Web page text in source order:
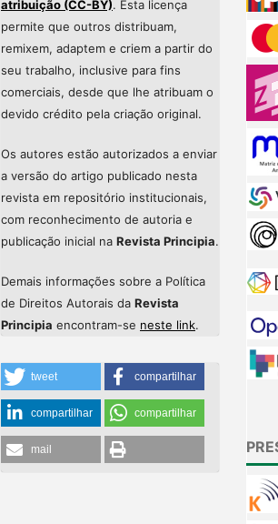
atribuição (CC-BY). Esta licença
permite que outros distribuam,
remixem, adaptem e criem a partir do
seu trabalho, inclusive para fins
comerciais, desde que lhe atribuam o
devido crédito pela criação original.
Os autores estão autorizados a enviar
a versão do artigo publicado nesta
revista em repositório institucionais,
com reconhecimento de autoria e
publicação inicial na Revista Principia.
Demais informações sobre a Política
de Direitos Autorais da Revista
Principia encontram-se neste link.
tweet compartilhar
compartilhar compartilhar
mail
Methods
Results
Discussion